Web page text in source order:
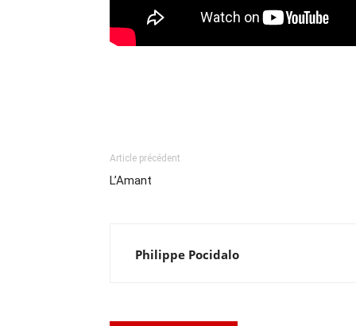
Article précédent
L’Amant
Philippe Pocidalo